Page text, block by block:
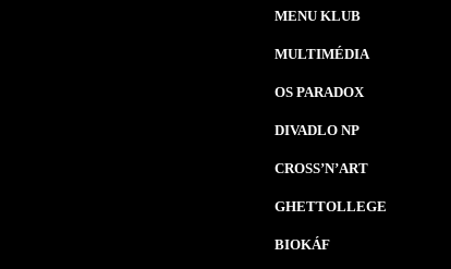
MENU KLUB
MULTIMÉDIA
OS PARADOX
DIVADLO NP
CROSS’N’ART
GHETTOLLEGE
BIOKÁF